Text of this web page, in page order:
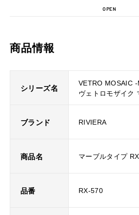
OPEN
商品情報
シリーズ名
VETRO MOSAIC
ヴェトロモザイク
ブランド RIVIERA
商品名 マーブルタイプ
品番 RX-570